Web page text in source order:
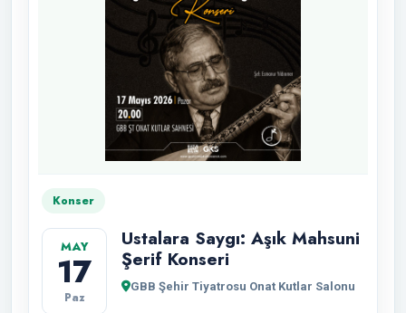
Konser
MAY
17
Paz
Ustalara Saygı: Aşık Mahsuni
Şerif Konseri
GBB Şehir Tiyatrosu Onat Kutlar Salonu